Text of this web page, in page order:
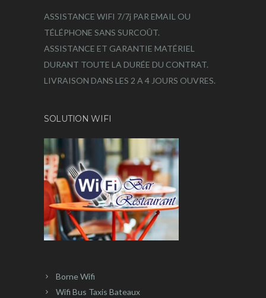
ASSISTANCE WIFI 7/7j PAR EMAIL OU
TÉLÉPHONE SANS SURCOÛT.
ASSISTANCE ET GARANTIE MATÉRIEL
DURANT TOUTE LA DURÉE DU CONTRAT.
LIVRAISON DANS LES 2 A 4 JOURS OUVRES.
SOLUTION WIFI
Borne Wifi
Wifi Bus Taxis Bateaux